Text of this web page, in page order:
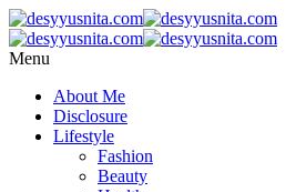
Menu
About Me
Disclosure
Lifestyle
Fashion
Beauty